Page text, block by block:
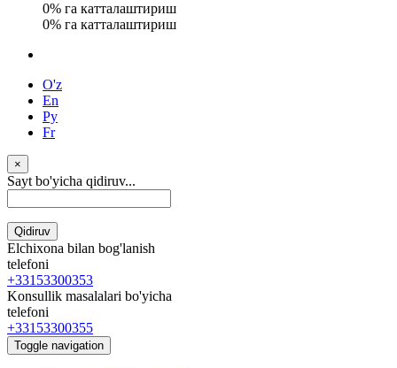
0% га катталаштириш
0% га катталаштириш
O'z
En
Ру
Fr
×
Sayt bo'yicha qidiruv...
Qidiruv
Elchixona bilan bog'lanish
telefoni
+33153300353
Konsullik masalalari bo'yicha
telefoni
+33153300355
Toggle navigation